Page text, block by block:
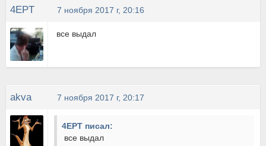
4EPT 7 ноября 2017 г, 20:16
все выдал
akva 7 ноября 2017 г, 20:17
4EPT писал:
все выдал